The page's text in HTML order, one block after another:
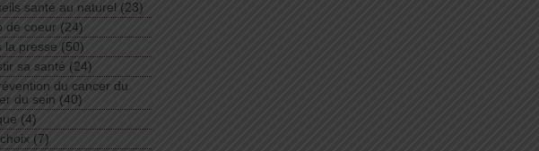
santé au naturel
(23)
de coeur (24)
la presse (50)
sa santé (24)
du cancer du
du sein (40)
(4)
(7)